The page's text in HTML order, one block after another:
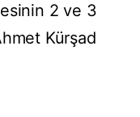
2 ve 3
Kürşad